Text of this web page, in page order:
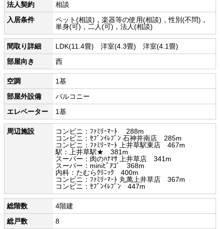
法人契約
相談
入居条件
ペット(相談)，楽器等の使用(相談)，性別(不問)，
単身(可)，二人(可)，法人(相談)
間取り詳細
LDK(11.4畳) 洋室(4.3畳) 洋室(4.1畳)
部屋向き
西
空調
1基
部屋外設備
バルコニー
エレベーター
1基
周辺施設
コンビニ：ﾌｧﾐﾘｰﾏｰﾄ 288m
コンビニ：ｾﾌﾞﾝｲﾚﾌﾞﾝ 石神井南店 285m
コンビニ：ﾌｧﾐﾘｰﾏｰﾄ 上井草駅東店 467m
駅：上井草駅★ 381m
スーパー：肉のﾊﾅﾏｻ 上井草店 341m
スーパー：miniﾋﾟｱｺﾞ 368m
内科：たむらｸﾘﾆｯｸ 400m
コンビニ：ﾌｧﾐﾘｰﾏｰﾄ 丸萬上井草店 367m
コンビニ：ｾﾌﾞﾝｲﾚﾌﾞﾝ 447m
総階数
4階建
総戸数
8